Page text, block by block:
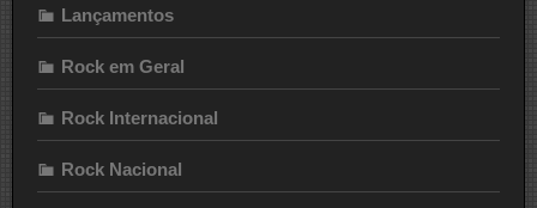
Lançamentos
Rock em Geral
Rock Internacional
Rock Nacional